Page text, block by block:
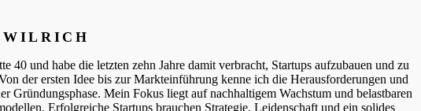
WILRICH
40 und habe die letzten zehn Jahre damit verbracht, Startups aufzubauen und zu
der ersten Idee bis zur Markteinführung kenne ich die Herausforderungen und
Gründungsphase. Mein Fokus liegt auf nachhaltigem Wachstum und belastbaren
Erfolgreiche Startups brauchen Strategie, Leidenschaft und ein solides